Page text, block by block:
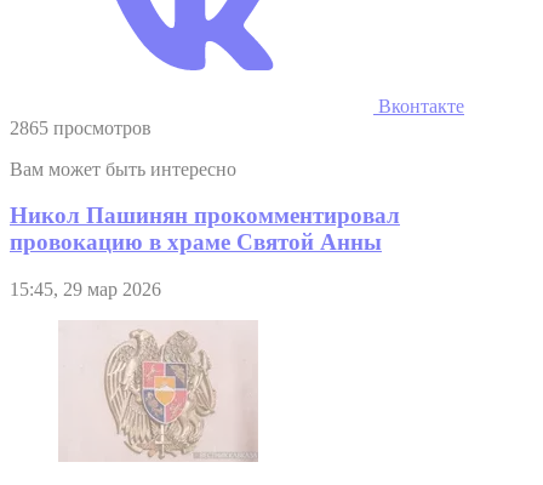
Вконтакте
2865 просмотров
Вам может быть интересно
Никол Пашинян прокомментировал
провокацию в храме Святой Анны
15:45, 29 мар 2026